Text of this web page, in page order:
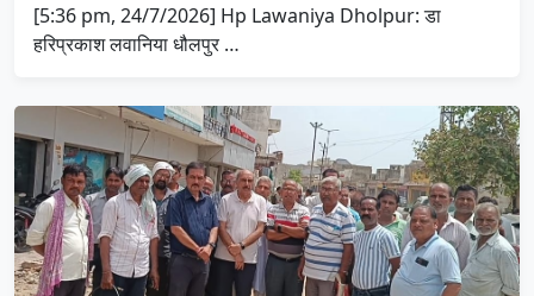
[5:36 pm, 24/7/2026] Hp Lawaniya Dholpur: डा
हरिप्रकाश लवानिया धौलपुर …